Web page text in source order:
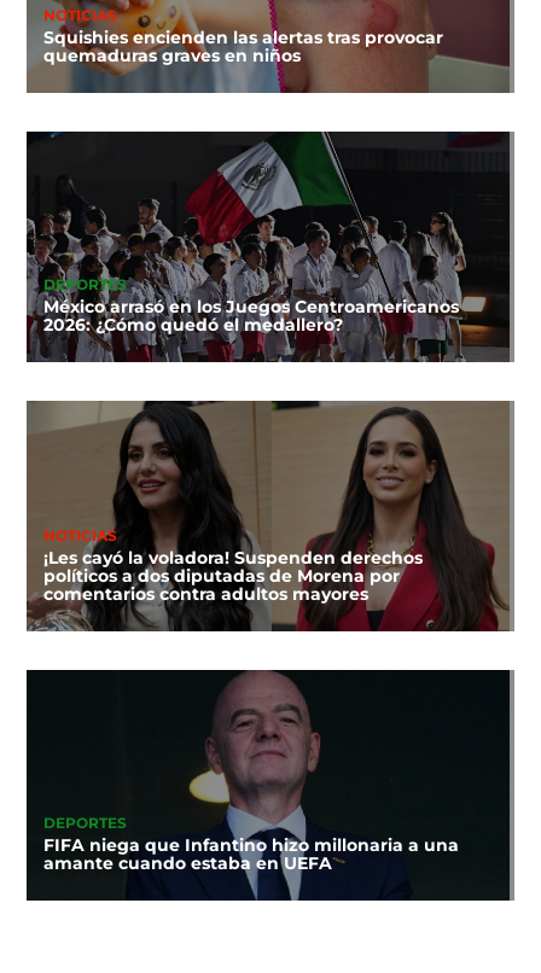
NOTICIAS
Squishies encienden las alertas tras provocar
quemaduras graves en niños
DEPORTES
México arrasó en los Juegos Centroamericanos
2026: ¿Cómo quedó el medallero?
NOTICIAS
¡Les cayó la voladora! Suspenden derechos
políticos a dos diputadas de Morena por
comentarios contra adultos mayores
DEPORTES
FIFA niega que Infantino hizo millonaria a una
amante cuando estaba en UEFA